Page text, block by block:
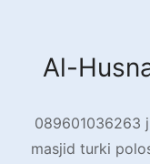
contentAl-
089601036263
masjid turki